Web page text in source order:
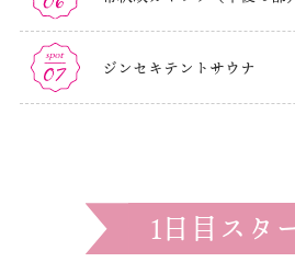
ジンセキテントサウナ
1日目スタ